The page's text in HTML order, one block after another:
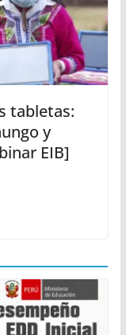
tabletas:
y
EIB]